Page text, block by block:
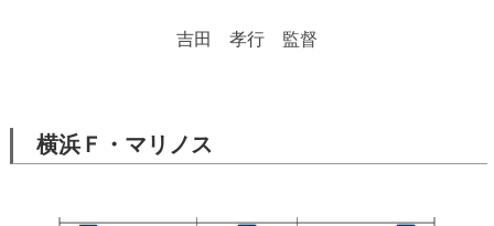
吉田 孝行 監督
横浜Ｆ・マリノス